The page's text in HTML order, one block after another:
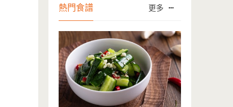
您！
熱門食譜 更多